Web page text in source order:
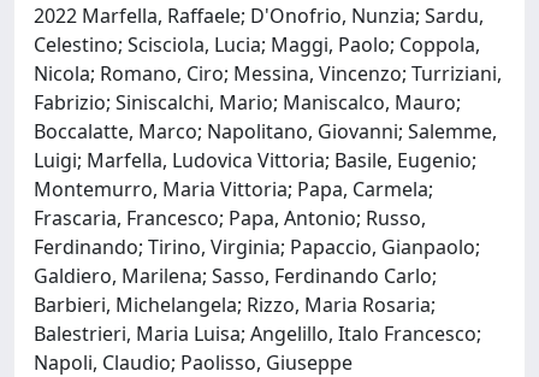
2022 Marfella, Raffaele; D'Onofrio, Nunzia; Sardu,
Celestino; Scisciola, Lucia; Maggi, Paolo; Coppola,
Nicola; Romano, Ciro; Messina, Vincenzo; Turriziani,
Fabrizio; Siniscalchi, Mario; Maniscalco, Mauro;
Boccalatte, Marco; Napolitano, Giovanni; Salemme,
Luigi; Marfella, Ludovica Vittoria; Basile, Eugenio;
Montemurro, Maria Vittoria; Papa, Carmela;
Frascaria, Francesco; Papa, Antonio; Russo,
Ferdinando; Tirino, Virginia; Papaccio, Gianpaolo;
Galdiero, Marilena; Sasso, Ferdinando Carlo;
Barbieri, Michelangela; Rizzo, Maria Rosaria;
Balestrieri, Maria Luisa; Angelillo, Italo Francesco;
Napoli, Claudio; Paolisso, Giuseppe